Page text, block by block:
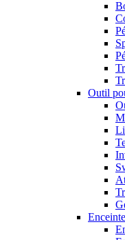
Outil
Enceinte